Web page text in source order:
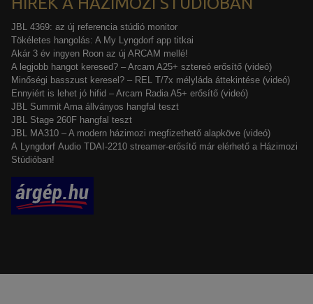
JBL 4369: az új referencia stúdió monitor
Tökéletes hangolás: A My Lyngdorf app titkai
Akár 3 év ingyen Roon az új ARCAM mellé!
A legjobb hangot keresed? – Arcam A25+ sztereó erősítő (videó)
Minőségi basszust keresel? – REL T/7x mélyláda áttekintése (videó)
Ennyiért is lehet jó hifid – Arcam Radia A5+ erősítő (videó)
JBL Summit Ama állványos hangfal teszt
JBL Stage 260F hangfal teszt
JBL MA310 – A modern házimozi megfizethető alapköve (videó)
A Lyngdorf Audio TDAI-2210 streamer-erősítő már elérhető a Házimozi
Stúdióban!